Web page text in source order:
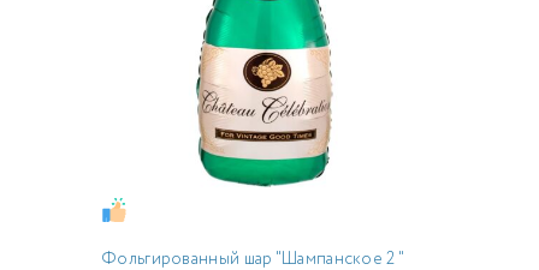
Фольгированный шар "Шампанское 2 "